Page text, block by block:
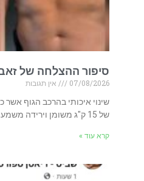
סיפור ההצלחה של
07/08/2026
אין תגובות
של 15 ק"ג משומן וירידה משמעותית בשומן הבטני
קרא עוד »